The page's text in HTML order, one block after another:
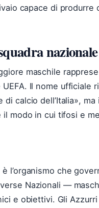
capace di produrre
maschile
Il nome ufficiale
di calcio dell’Italia»,
modo in cui tifosi e
l’organismo che
Nazionali —
e obiettivi. Gli